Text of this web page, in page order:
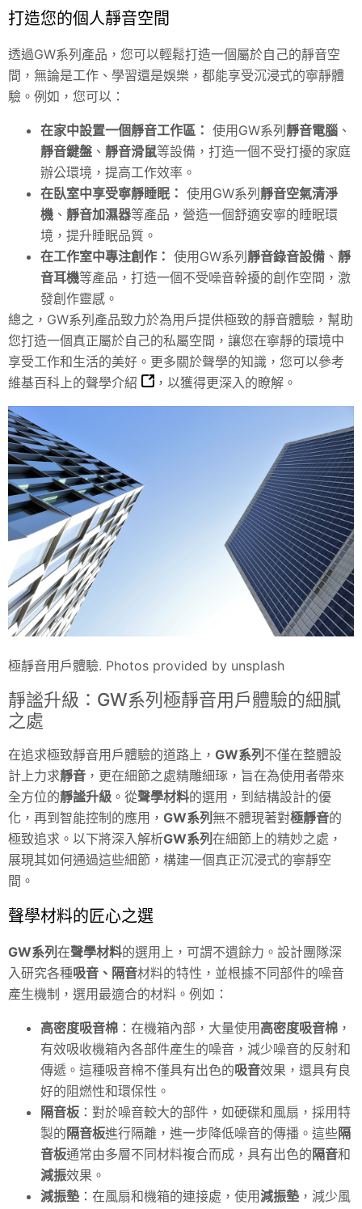
打造您的個人靜音空間
透過GW系列產品，您可以輕鬆打造一個屬於自己的靜音空
間，無論是工作、學習還是娛樂，都能享受沉浸式的寧靜體
驗。例如，您可以：
在家中設置一個靜音工作區： 使用GW系列靜音電腦 、
靜音鍵盤 、 靜音滑鼠等設備，打造一個不受打擾的家庭
辦公環境，提高工作效率。
在臥室中享受寧靜睡眠： 使用GW系列靜音空氣清淨
機 、 靜音加濕器等產品，營造一個舒適安寧的睡眠環
境，提升睡眠品質。
在工作室中專注創作： 使用GW系列靜音錄音設備 、 靜
音耳機等產品，打造一個不受噪音幹擾的創作空間，激
發創作靈感。
總之，GW系列產品致力於為用戶提供極致的靜音體驗，幫助
您打造一個真正屬於自己的私屬空間，讓您在寧靜的環境中
享受工作和生活的美好。更多關於聲學的知識，您可以參考
維基百科上的聲學介紹
，以獲得更深入的瞭解。
極靜音用戶體驗. Photos provided by unsplash
靜謐升級：GW系列極靜音用戶體驗的細膩
之處
在追求極致靜音用戶體驗的道路上， GW系列 不僅在整體設
計上力求靜音 ，更在細節之處精雕細琢，旨在為使用者帶來
全方位的靜謐升級 。從聲學材料的選用，到結構設計的優
化，再到智能控制的應用， GW系列 無不體現著對極靜音的
極致追求。以下將深入解析GW系列 在細節上的精妙之處，
展現其如何通過這些細節，構建一個真正沉浸式的寧靜空
間。
聲學材料的匠心之選
GW系列 在聲學材料的選用上，可謂不遺餘力。設計團隊深
入研究各種吸音、隔音材料的特性，並根據不同部件的噪音
產生機制，選用最適合的材料。例如：
高密度吸音棉 ：在機箱內部，大量使用 高密度吸音棉 ，
有效吸收機箱內各部件產生的噪音，減少噪音的反射和
傳遞。這種吸音棉不僅具有出色的吸音效果，還具有良
好的阻燃性和環保性。
隔音板 ：對於噪音較大的部件，如硬碟和風扇，採用特
製的 隔音板進行隔離，進一步降低噪音的傳播。這些隔
音板通常由多層不同材料複合而成，具有出色的 隔音和
減振效果。
減振墊 ：在風扇和機箱的連接處，使用減振墊 ，減少風